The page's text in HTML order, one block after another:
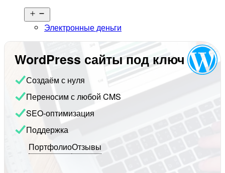
меню
Электронные деньги
WordPress сайты под ключ
Создаём с нуля
Переносим с любой CMS
SEO-оптимизация
Поддержка
ПортфолиоОтзывы